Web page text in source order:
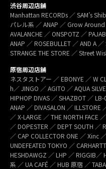
渋谷周辺店舗
Manhattan RECORDs ／ SAM’s
パレル系 ／ ANAP ／ Grow
AVALANCHE ／ ONSPOTZ ／
ANAP ／ ROSEBULLET ／ AND A
STRANGE THE STORE ／ Street
原宿周辺店舗
ネスタストアー ／ EBONYE ／ W
h／ JINGO ／ AGITO ／ AQUA
HIPHOP DIVAS ／ SHAZBOT ／
ANAP ／ DIVASALON ／ ILLSTORE
／ X-LARGE ／ THE NORTH FACE
／ DOPESTER ／ DEPT SOUTH ／
／ CAP COLLECTOR ONE ／ Xinc
UNDEFEATED TOKYO ／
HESHDAWGZ ／ LHP ／ RIGGIB／
系 ／ UA CAFÉ ／ HUB 原宿 ／